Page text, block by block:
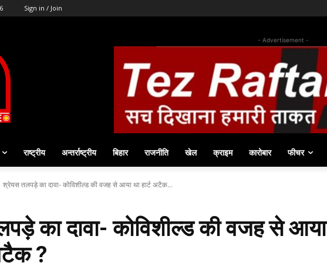
Sign in / Join
- Advertisement -
राष्ट्रीय अन्तर्राष्ट्रीय बिहार राजनीति खेल क्राइम कारोबार फीचर
श्रेयस तलपड़े का दावा- कोविशील्ड की वजह से आया था हार्ट अटैक...
का दावा- कोविशील्ड की वजह से आया
?